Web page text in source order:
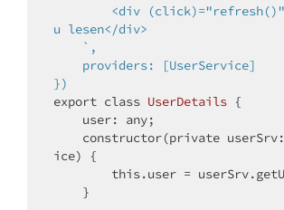
u lesen</div>
})
export class UserDetails {
    constructor(
private
ice) {
this.user =